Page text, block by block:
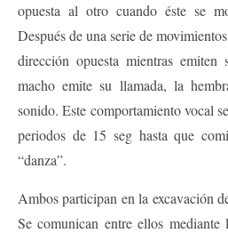
opuesta al otro cuando éste se
Después de una serie de
dirección opuesta mientras
macho emite su llamada, la
sonido. Este comportamiento vocal
periodos de 15 seg hasta que
“danza”.
Ambos participan en la excavación
Se comunican entre ellos mediante